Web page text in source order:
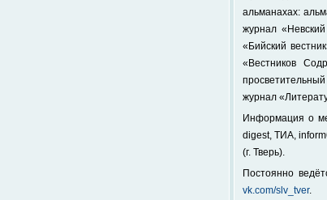
альманахах:
журнал
«Бийский
«Вестников
журнал
Информация о
digest, ТИА,
(г. Тверь).
Постоянно
vk.com/slv_tver.